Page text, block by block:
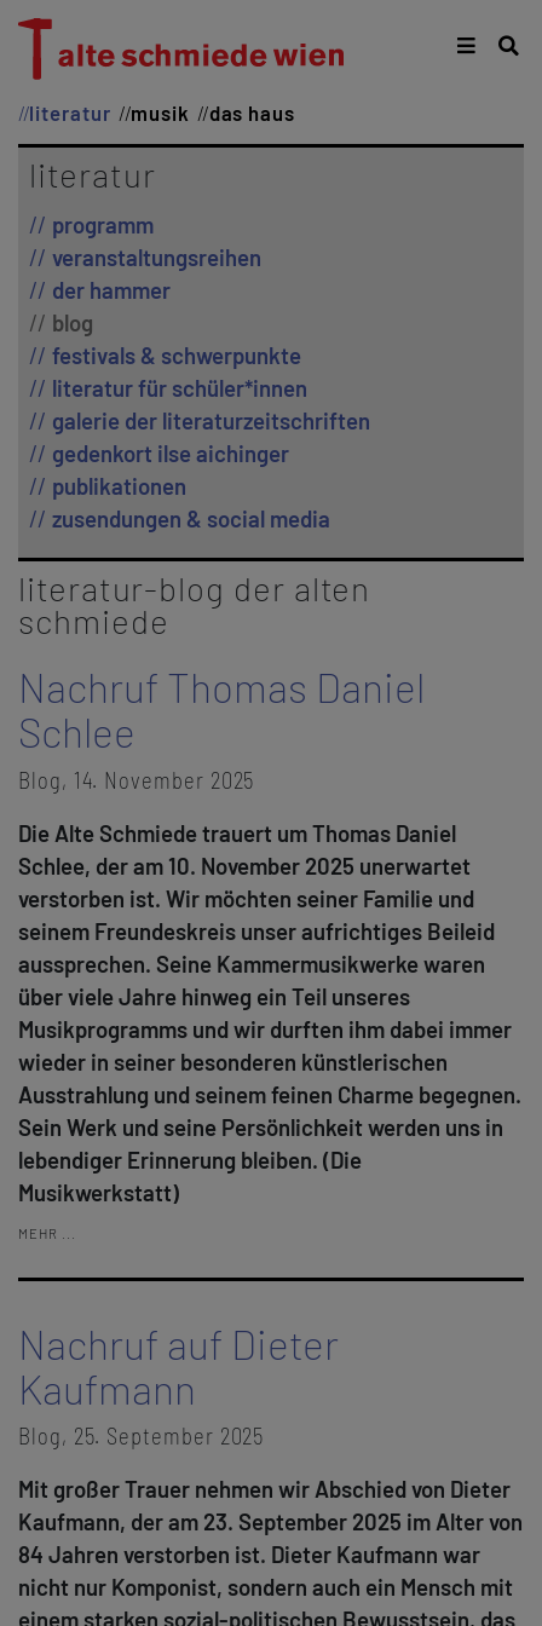
literatur musik das haus
literatur
programm
veranstaltungsreihen
der hammer
blog
festivals & schwerpunkte
literatur für schüler*innen
galerie der literaturzeitschriften
gedenkort ilse aichinger
publikationen
zusendungen & social media
literatur-blog der alten
schmiede
Nachruf Thomas Daniel
Schlee
Blog, 14. November 2025
Die Alte Schmiede trauert um Thomas Daniel
Schlee, der am 10. November 2025 unerwartet
verstorben ist. Wir möchten seiner Familie und
seinem Freundeskreis unser aufrichtiges Beileid
aussprechen. Seine Kammermusikwerke waren
über viele Jahre hinweg ein Teil unseres
Musikprogramms und wir durften ihm dabei immer
wieder in seiner besonderen künstlerischen
Ausstrahlung und seinem feinen Charme begegnen.
Sein Werk und seine Persönlichkeit werden uns in
lebendiger Erinnerung bleiben. (Die
Musikwerkstatt)
MEHR ...
Nachruf auf Dieter
Kaufmann
Blog, 25. September 2025
Mit großer Trauer nehmen wir Abschied von Dieter
Kaufmann, der am 23. September 2025 im Alter von
84 Jahren verstorben ist. Dieter Kaufmann war
nicht nur Komponist, sondern auch ein Mensch mit
einem starken sozial-politischen Bewusstsein, das